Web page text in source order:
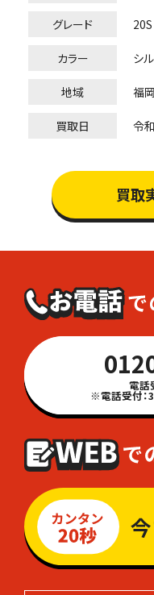
グレード 20S
カラー シ
地域 福
買取日 令
買取
電話
※電話受付：